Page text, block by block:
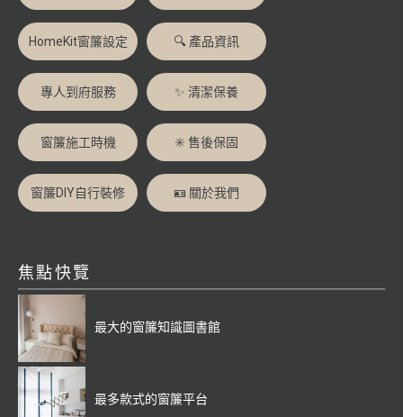
HomeKit窗簾設定 🔍 產品資訊
專人到府服務 ✨ 清潔保養
窗簾施工時機 ✳️ 售後保固
窗簾DIY自行裝修 🪪 關於我們
焦點快覽
最大的窗簾知識圖書館
最多款式的窗簾平台